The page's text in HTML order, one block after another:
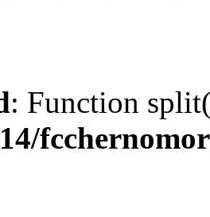
: Function